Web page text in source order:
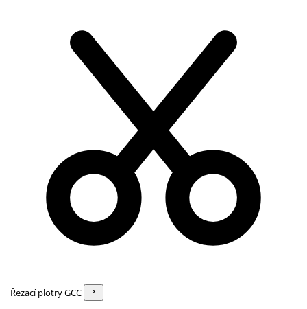
Řezací plotry GCC